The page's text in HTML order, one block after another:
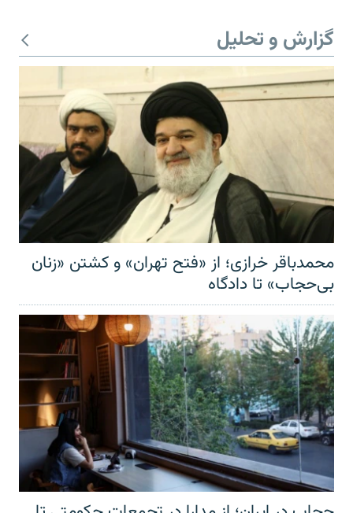
گزارش و تحلیل
محمدباقر خرازی؛ از «فتح تهران» و کشتن «زنان
بی‌حجاب» تا دادگاه